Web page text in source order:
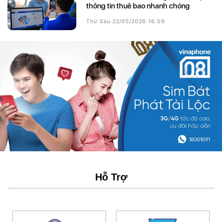
thông tin thuê bao nhanh chóng
Thứ Sáu 22/05/2026 16:59
Hỗ Trợ